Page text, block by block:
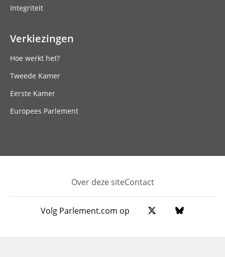
Integriteit
Verkiezingen
Hoe werkt het?
Tweede Kamer
Eerste Kamer
Europees Parlement
Footer
Over deze siteContact
Volg Parlement.com op